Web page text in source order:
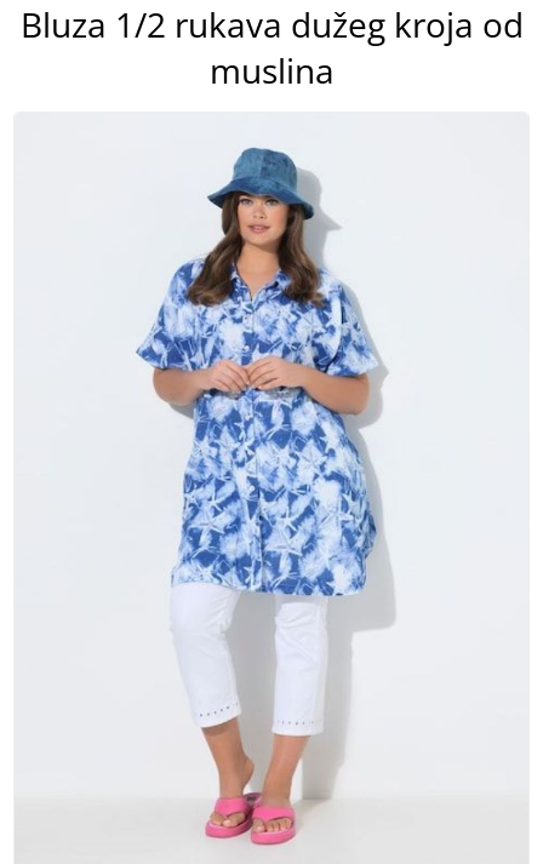
Bluza 1/2 rukava dužeg kroja od
muslina